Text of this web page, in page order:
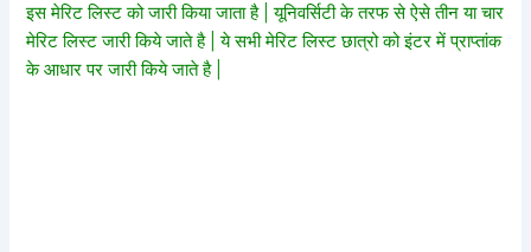
इस मेरिट लिस्ट को जारी किया जाता है | यूनिवर्सिटी के तरफ से ऐसे तीन या चार
मेरिट लिस्ट जारी किये जाते है | ये सभी मेरिट लिस्ट छात्रो को इंटर में प्राप्तांक
के आधार पर जारी किये जाते है |